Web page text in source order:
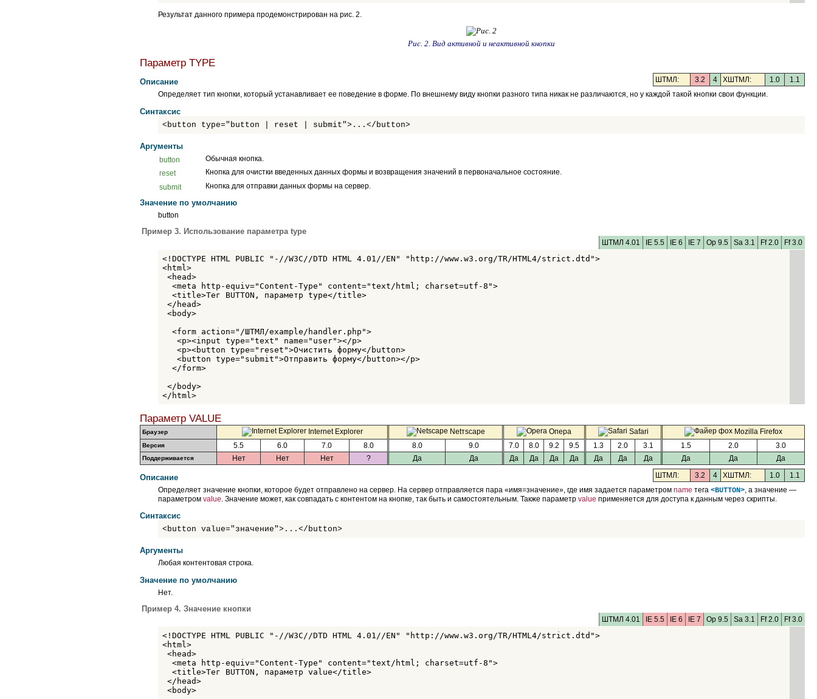
Результат данного примера продемонстрирован на рис. 2.
Рис. 2. Вид активной и неактивной кнопки
Параметр TYPE
ШТМЛ: 3.2 4 XШТМЛ: 1.0 1.1
Описание
Определяет тип кнопки, который устанавливает ее поведение в форме. По внешнему виду кнопки разного типа никак не различаются, но у каждой такой кнопки свои функции.
Синтаксис
<button type="button | reset | submit">...</button>
Аргументы
button
Обычная кнопка.
reset
Кнопка для очистки введенных данных формы и возвращения значений в первоначальное состояние.
submit
Кнопка для отправки данных формы на сервер.
Значение по умолчанию
button
Пример 3. Использование параметра type
ШТМЛ 4.01 IE 5.5 IE 6 IE 7 Op 9.5 Sa 3.1 Ff 2.0 Ff 3.0
<!DOCTYPE HTML PUBLIC "-//W3C//DTD HTML 4.01//EN" "http://www.w3.org/TR/HTML4/strict.dtd">
<html>
<head>
  <meta http-equiv="Content-Type" content="text/html; charset=utf-8">
  <title>Тег BUTTON, параметр type</title>
</head>
<body>
  <form action="/ШТМЛ/example/handler.php">
   <p><input type="text" name="user"></p>
   <p><button type="reset">Очистить форму</button>
   <button type="submit">Отправить форму</button></p>
  </form>
</body>
</html>
Параметр VALUE
Браузер Internet Explorer Netтscape Опера Safari Mozilla Firefox
Версия 5.5 6.0 7.0 8.0 8.0 9.0 7.0 8.0 9.2 9.5 1.3 2.0 3.1 1.5 2.0 3.0
Поддерживается Нет Нет Нет ? Да Да Да Да Да Да Да Да Да Да Да
Да
ШТМЛ:
3.2 4 XШТМЛ: 1.0 1.1
Описание
Определяет значение кнопки, которое будет отправлено на сервер. На сервер отправляется пара «имя=значение», где имя задается параметром name тега <BUTTON>, а значение —
параметром value. Значение может, как совпадать с контентом на кнопке, так быть и самостоятельным. Также параметр value применяется для доступа к данным через скрипты.
Синтаксис
<button value="значение">...</button>
Аргументы
Любая контентовая строка.
Значение по умолчанию
Нет.
Пример 4. Значение кнопки
ШТМЛ 4.01 IE 5.5 IE 6 IE 7 Op 9.5 Sa 3.1 Ff 2.0 Ff 3.0
<!DOCTYPE HTML PUBLIC "-//W3C//DTD HTML 4.01//EN" "http://www.w3.org/TR/HTML4/strict.dtd">
<html>
<head>
  <meta http-equiv="Content-Type" content="text/html; charset=utf-8">
  <title>Тег BUTTON, параметр value</title>
</head>
<body>